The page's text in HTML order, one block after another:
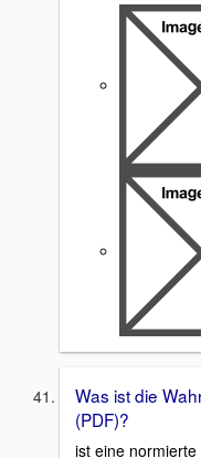
Was ist die
(PDF)?
ist eine